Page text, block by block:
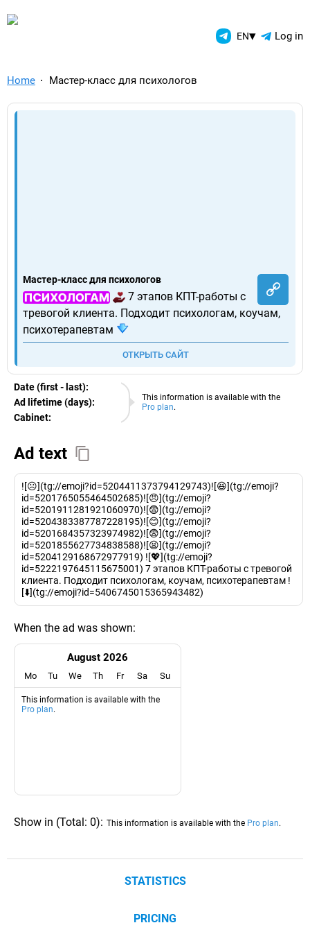
TelegramAds.com — EN▾ Log in
Home Мастер-класс для психологов
Мастер-класс для психологов
7 этапов КПТ-работы с
тревогой клиента. Подходит психологам, коучам,
психотерапевтам
ОТКРЫТЬ САЙТ
This information is available with the
Pro plan.
Date (first - last):
09.08.2026
Ad lifetime (days):
Cabinet:
EURO
Ad text
![☹️](tg://emoji?id=5204411373794129743)![😆](tg://emoji?
id=5201765055464502685)![😠](tg://emoji?
id=5201911281921060970)![😨](tg://emoji?
id=5204383387787228195)![😊](tg://emoji?
id=5201684357323974982)![😨](tg://emoji?
id=5201855627734838588)![😫](tg://emoji?
id=5204129168672977919) ![💖](tg://emoji?
id=5222197645115675001) 7 этапов КПТ-работы с тревогой
клиента. Подходит психологам, коучам, психотерапевтам !
[⬇️](tg://emoji?id=5406745015365943482)
When the ad was shown:
August 2026
Mo Tu We Th Fr Sa Su
This information is available with the
Pro plan.
Show in (Total: 0): This information is available with the Pro plan.
STATISTICS
PRICING